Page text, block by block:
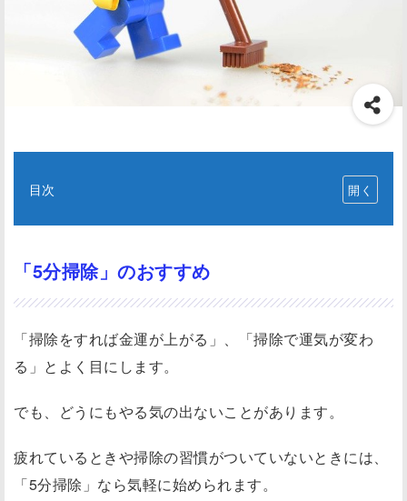
目次
分
除
」
の
す
め
「
「5分掃除」のおすすめ
「掃除をすれば金運が上がる」、「掃除で運気が変わ
る」とよく目にします。
でも、どうにもやる気の出ないことがあります。
疲れているときや掃除の習慣がついていないときには、
「5分掃除」なら気軽に始められます。